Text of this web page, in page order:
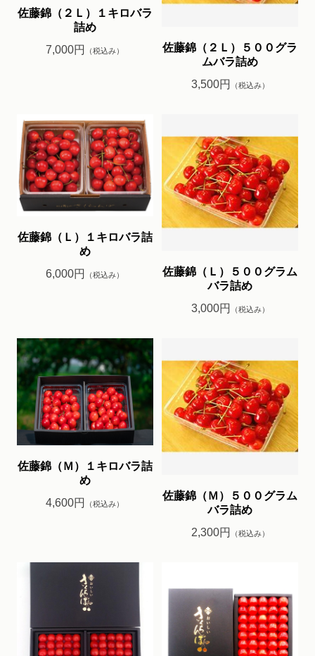
佐藤錦（２Ｌ）１キロバラ
詰め
7,000円
（税込み）
佐藤錦（２Ｌ）５００グラ
ムバラ詰め
3,500円
（税込み）
佐藤錦（Ｌ）１キロバラ詰
め
6,000円
（税込み）
佐藤錦（Ｌ）５００グラム
バラ詰め
3,000円
（税込み）
佐藤錦（Ｍ）１キロバラ詰
め
4,600円
（税込み）
佐藤錦（Ｍ）５００グラム
バラ詰め
2,300円
（税込み）